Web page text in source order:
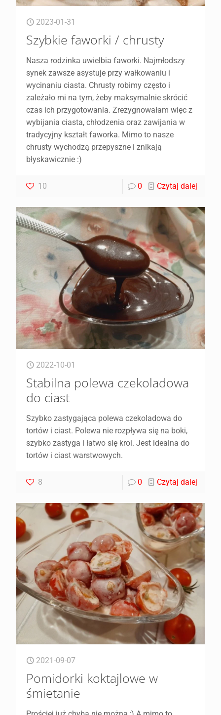
2023-01-31
Szybkie faworki / chrusty
Nasza rodzinka uwielbia faworki. Najmłodszy
synek zawsze asystuje przy wałkowaniu i
wycinaniu ciasta. Chrusty robimy często i
zależało mi na tym, żeby maksymalnie skrócić
czas ich przygotowania. Zrezygnowałam więc z
wybijania ciasta, chłodzenia oraz zawijania w
tradycyjny kształt faworka. Mimo to nasze
chrusty wychodzą przepyszne i znikają
błyskawicznie :)
10 0 Czytaj dalej
2022-10-01
Stabilna polewa czekoladowa
do ciast
Szybko zastygająca polewa czekoladowa do
tortów i ciast. Polewa nie rozpływa się na boki,
szybko zastyga i łatwo się kroi. Jest idealna do
tortów i ciast warstwowych.
8 0 Czytaj dalej
2021-09-07
Pomidorki koktajlowe w
śmietanie